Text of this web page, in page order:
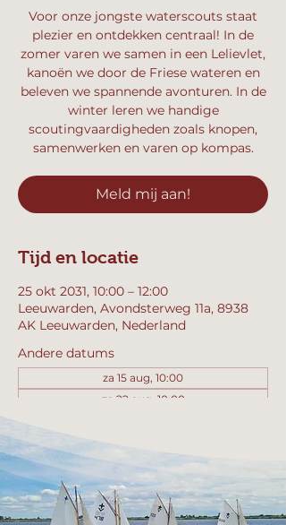
Voor onze jongste waterscouts staat
plezier en ontdekken centraal! In de
zomer varen we samen in een Lelievlet,
kanoën we door de Friese wateren en
beleven we spannende avonturen. In de
winter leren we handige
scoutingvaardigheden zoals knopen,
samenwerken en varen op kompas.
Meld mij aan!
Tijd en locatie
25 okt 2031, 10:00 – 12:00
Leeuwarden, Avondsterweg 11a, 8938
AK Leeuwarden, Nederland
Andere datums
za 15 aug, 10:00
za 22 aug, 10:00
Bekijk alle 357 datums
Meld mij aan!